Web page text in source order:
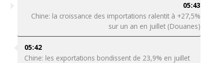
05:43
Chine: la croissance des importations ralentit à +27,5%
sur un an en juillet (Douanes)
05:42
Chine: les exportations bondissent de 23,9% en juillet